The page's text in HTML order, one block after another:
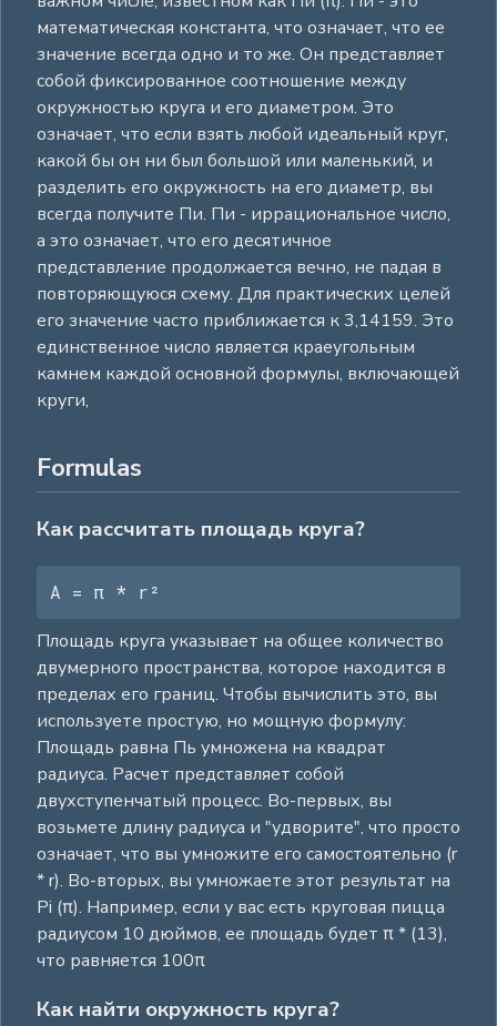
математическая константа, что означает, что ее
значение всегда одно и то же. Он представляет
собой фиксированное соотношение между
окружностью круга и его диаметром. Это
означает, что если взять любой идеальный круг,
какой бы он ни был большой или маленький, и
разделить его окружность на его диаметр, вы
всегда получите Пи. Пи - иррациональное число,
а это означает, что его десятичное
представление продолжается вечно, не падая в
повторяющуюся схему. Для практических целей
его значение часто приближается к 3,14159. Это
единственное число является краеугольным
камнем каждой основной формулы, включающей
круги,
Formulas
Как рассчитать площадь круга?
A = π * r²
Площадь круга указывает на общее количество
двумерного пространства, которое находится в
пределах его границ. Чтобы вычислить это, вы
используете простую, но мощную формулу:
Площадь равна Пь умножена на квадрат
радиуса. Расчет представляет собой
двухступенчатый процесс. Во-первых, вы
возьмете длину радиуса и "удворите", что просто
означает, что вы умножите его самостоятельно (r
* r). Во-вторых, вы умножаете этот результат на
Pi (π). Например, если у вас есть круговая пицца
радиусом 10 дюймов, ее площадь будет π * (13),
что равняется 100π
Как найти окружность круга?